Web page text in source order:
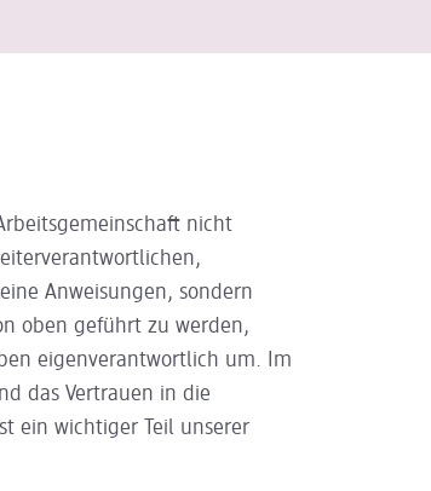
nicht
Anweisungen, sondern
oben geführt zu werden,
eigenverantwortlich um. Im
das Vertrauen in die
ein wichtiger Teil unserer